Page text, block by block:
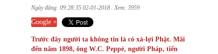
Ngày đăng: 09:28:35 02-01-2018 . Xem: 3959
Google +
Trước đây người ta không tin là có xá-lợi Phật. Mãi
đến năm 1898, ông W.C. Peppé, người Pháp, tiến